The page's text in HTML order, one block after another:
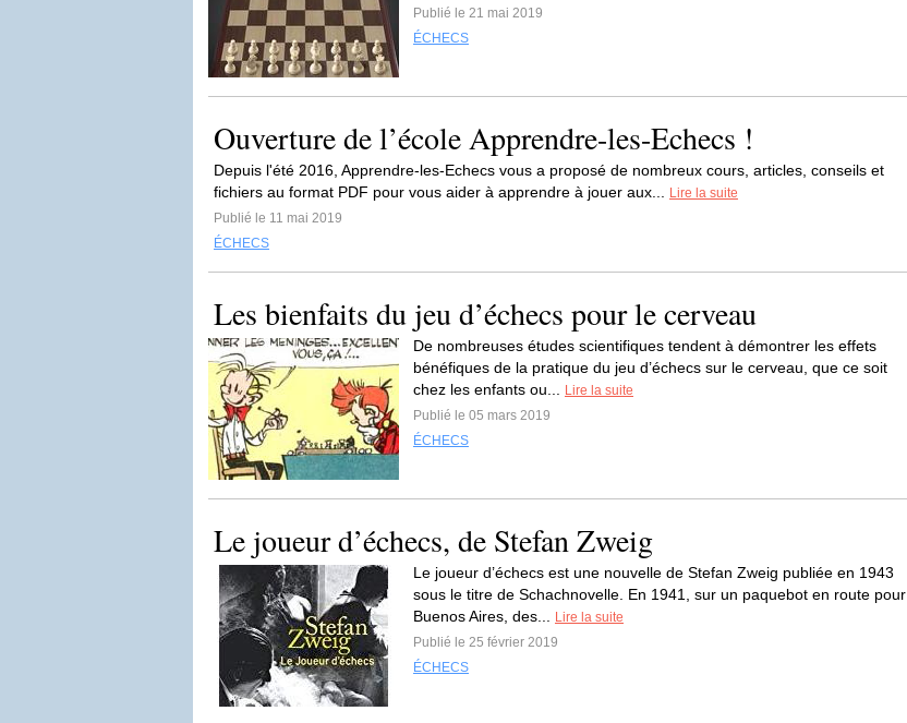
Publié le 21 mai 2019
ÉCHECS
Ouverture de l’école Apprendre-les-Echecs !
Depuis l'été 2016, Apprendre-les-Echecs vous a proposé de nombreux cours, articles, conseils et
fichiers au format PDF pour vous aider à apprendre à jouer aux...
Lire la suite
Publié le 11 mai 2019
ÉCHECS
Les bienfaits du jeu d’échecs pour le cerveau
De nombreuses études scientifiques tendent à démontrer les effets
bénéfiques de la pratique du jeu d’échecs sur le cerveau, que ce soit
chez les enfants ou...
Lire la suite
Publié le 05 mars 2019
ÉCHECS
Le joueur d’échecs, de Stefan Zweig
Le joueur d’échecs est une nouvelle de Stefan Zweig publiée en 1943
sous le titre de Schachnovelle. En 1941, sur un paquebot en route pour
Buenos Aires, des...
Lire la suite
Publié le 25 février 2019
ÉCHECS